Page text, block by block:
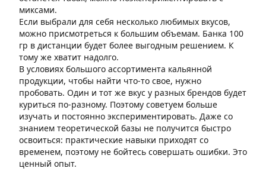
миксами.
Если выбрали для себя несколько любимых вкусов,
можно присмотреться к большим объемам. Банка 100
гр в дистанции будет более выгодным решением. К
тому же хватит надолго.
В условиях большого ассортимента кальянной
продукции, чтобы найти что-то свое, нужно
пробовать. Один и тот же вкус у разных брендов будет
куриться по-разному. Поэтому советуем больше
изучать и постоянно экспериментировать. Даже со
знанием теоретической базы не получится быстро
освоиться: практические навыки приходят со
временем, поэтому не бойтесь совершать ошибки. Это
ценный опыт.